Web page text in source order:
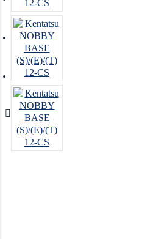
Отзывы о магазине
Отзывы о товарах
Блог